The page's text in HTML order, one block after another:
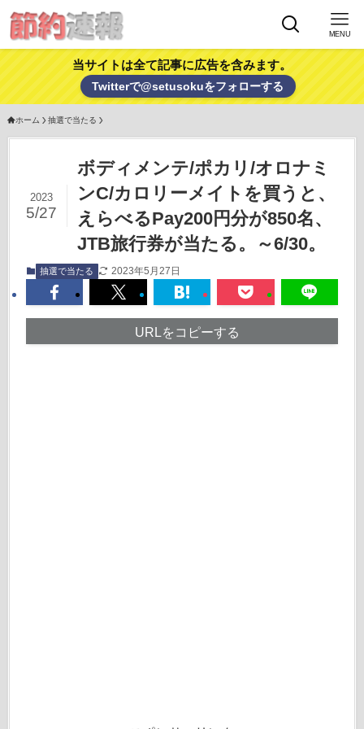
MENU
当サイトは全て記事に広告を含みます。
Twitterで@setusokuをフォローする
ホーム 抽選で当たる
ボディメンテ/ポカリ/オロナミ
ンC/カロリーメイトを買うと、
えらべるPay200円分が850名、
JTB旅行券が当たる。～6/30。
2023
5/27
抽選で当たる 2023年5月27日
URLをコピーする